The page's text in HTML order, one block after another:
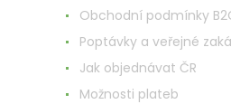
Obchodní podmínky
Poptávky a veřejné
Jak objednávat ČR
Možnosti plateb